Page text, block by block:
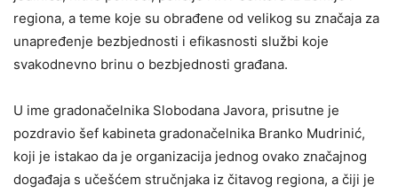
regiona, a teme koje su obrađene od velikog su značaja za
unapređenje bezbjednosti i efikasnosti službi koje
svakodnevno brinu o bezbjednosti građana.
U ime gradonačelnika Slobodana Javora, prisutne je
pozdravio šef kabineta gradonačelnika Branko Mudrinić,
koji je istakao da je organizacija jednog ovako značajnog
događaja s učešćem stručnjaka iz čitavog regiona, a čiji je